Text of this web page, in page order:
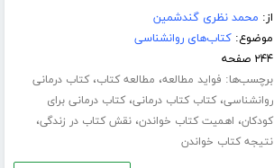
از: محمد نظری گندشمین
موضوع:کتاب‌های روانشناسی
۲۴۴ صفحه
برچسب‌ها: فواید مطالعه، مطالعه کتاب،کتاب درمانی
روانشناسی،کتاب کتاب درمانی،کتاب درمانی برای
کودکان، اهمیت کتاب خواندن،نقش کتاب در زندگی،
نتیجه کتاب خواندن